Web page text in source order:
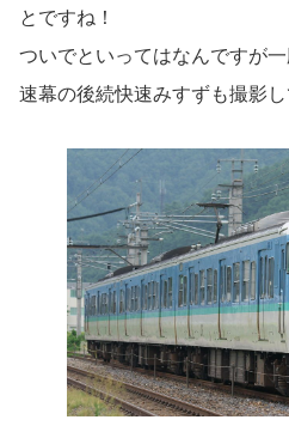
とですね！
ついでといってはなんですが
速幕の後続快速みすずも撮影し